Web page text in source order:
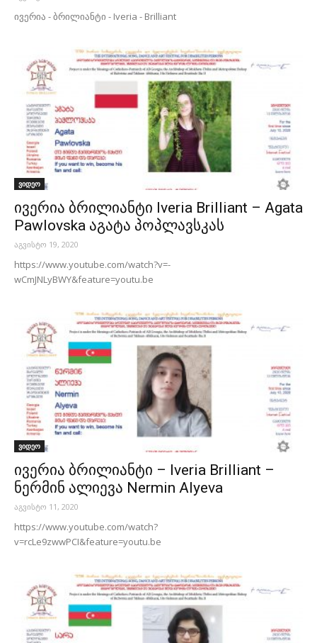
ივერია - ბრილიანტი - Iveria - Brilliant
ვიდეო
ივერია ბრილიანტი Iveria Brilliant – Agata
Pawlovska აგატა პოპლავსკას
აგვისტო 19, 2020
https://www.youtube.com/watch?v=-
wCmJNLyBWY&feature=youtu.be
ვიდეო
ივერია ბრილიანტი – Iveria Brilliant –
ნერმინ ალიევა Nermin Alyeva
აგვისტო 11, 2020
https://www.youtube.com/watch?
v=rcLe9zwwPCI&feature=youtu.be